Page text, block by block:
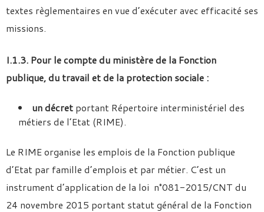
textes règlementaires en vue d’exécuter avec efficacité ses
missions.
I.1.3. Pour le compte du ministère de la Fonction
publique, du travail et de la protection sociale :
un décret portant Répertoire interministériel des
métiers de l’Etat (RIME).
Le RIME organise les emplois de la Fonction publique
d’Etat par famille d’emplois et par métier. C’est un
instrument d’application de la loi n°081-2015/CNT du
24 novembre 2015 portant statut général de la Fonction